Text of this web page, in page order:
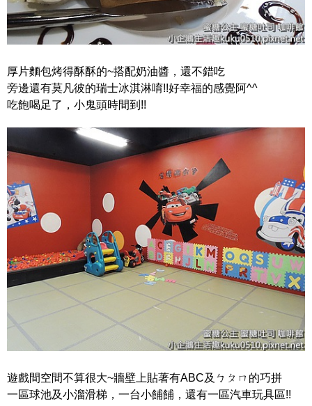
厚片麵包烤得酥酥的~搭配奶油醬，還不錯吃
旁邊還有莫凡彼的瑞士冰淇淋唷!!好幸福的感覺阿^^
吃飽喝足了，小鬼頭時間到!!
遊戲間空間不算很大~牆壁上貼著有ABC及ㄅㄆㄇ的巧拼
一區球池及小溜滑梯，一台小餔餔，還有一區汽車玩具區!!